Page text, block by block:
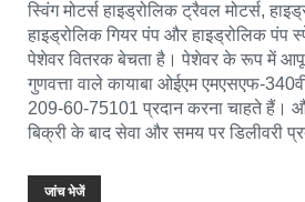
स्विंग मोटर्स हाइड्रोलिक ट्रैवल मोटर्स,
हाइड्रोलिक गियर पंप और हाइड्रोलिक पंप
पेशेवर वितरक बेचता है। पेशेवर के रूप में
गुणवत्ता वाले कायाबा ओईएम एमएसएफ-
209-60-75101 प्रदान करना चाहते हैं।
बिक्री के बाद सेवा और समय पर डिलीवरी
जांच भेजें